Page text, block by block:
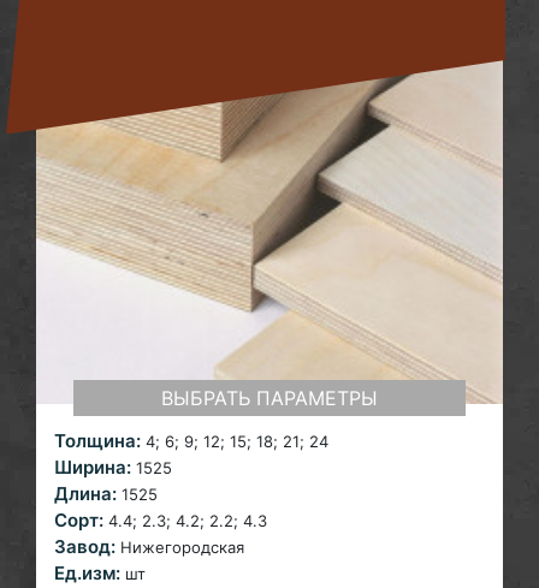
ВЫБРАТЬ ПАРАМЕТРЫ
Толщина: 4; 6; 9; 12; 15; 18; 21; 24
Ширина: 1525
Длина: 1525
Сорт: 4.4; 2.3; 4.2; 2.2; 4.3
Завод: Нижегородская
Ед.изм: шт